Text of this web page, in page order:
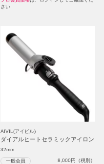
さい
AIVIL(アイビル)
ダイアルヒートセラミックアイロン
32mm
一般会員 8,000円（税別）